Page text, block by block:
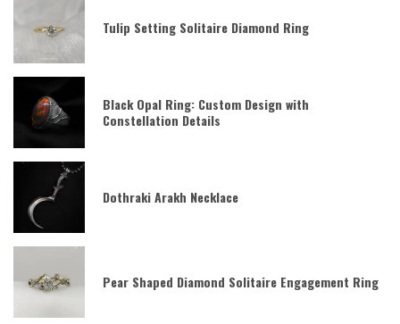
Tulip Setting Solitaire Diamond Ring
Black Opal Ring: Custom Design with
Constellation Details
Dothraki Arakh Necklace
Pear Shaped Diamond Solitaire Engagement Ring